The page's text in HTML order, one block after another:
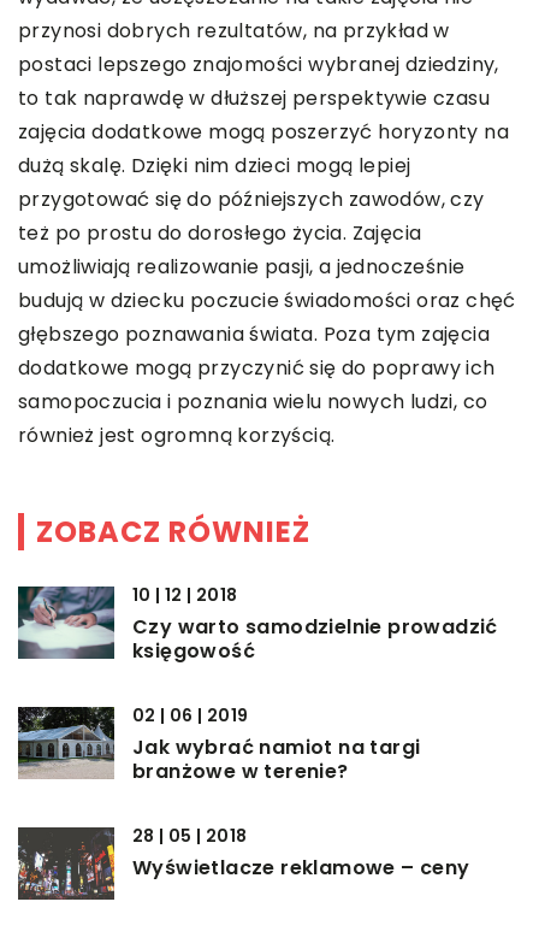
przynosi dobrych rezultatów, na przykład w
postaci lepszego znajomości wybranej dziedziny,
to tak naprawdę w dłuższej perspektywie czasu
zajęcia dodatkowe mogą poszerzyć horyzonty na
dużą skalę. Dzięki nim dzieci mogą lepiej
przygotować się do późniejszych zawodów, czy
też po prostu do dorosłego życia. Zajęcia
umożliwiają realizowanie pasji, a jednocześnie
budują w dziecku poczucie świadomości oraz chęć
głębszego poznawania świata. Poza tym zajęcia
dodatkowe mogą przyczynić się do poprawy ich
samopoczucia i poznania wielu nowych ludzi, co
również jest ogromną korzyścią.
ZOBACZ RÓWNIEŻ
10 | 12 | 2018
Czy warto samodzielnie prowadzić
księgowość
02 | 06 | 2019
Jak wybrać namiot na targi
branżowe w terenie?
28 | 05 | 2018
Wyświetlacze reklamowe – ceny